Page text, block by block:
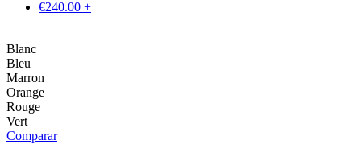
€240.00 +
Blanc
Bleu
Marron
Orange
Rouge
Vert
Comparar